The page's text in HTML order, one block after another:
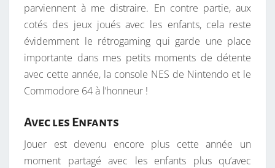
parviennent à me distraire. En contre partie, aux
cotés des jeux joués avec les enfants, cela reste
évidemment le rétrogaming qui garde une place
importante dans mes petits moments de détente
avec cette année, la console NES de Nintendo et le
Commodore 64 à l’honneur !
Avec les Enfants
Jouer est devenu encore plus cette année un
moment partagé avec les enfants plus qu’avec